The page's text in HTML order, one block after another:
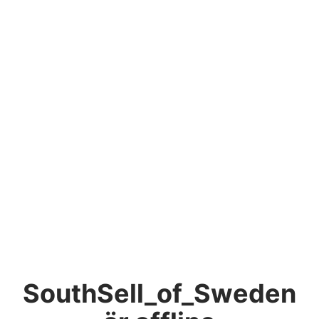
SouthSell_of_Sweden